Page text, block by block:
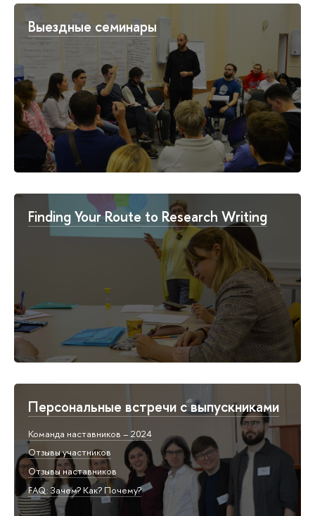
Выездные семинары
Finding Your Route to Research Writing
Персональные встречи с выпускниками
Команда наставников – 2024
Отзывы участников
Отзывы наставников
FAQ: Зачем? Как? Почему?